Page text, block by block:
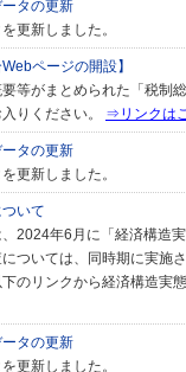
ータの更新
更新しました。
ページの開設】
等がまとめられた「税制
りください。 ⇒リンクは
ータの更新
更新しました。
ついて
2024年6月に「経済構造
ついては、同時期に実施
のリンクから経済構造実
ータの更新
更新しました。